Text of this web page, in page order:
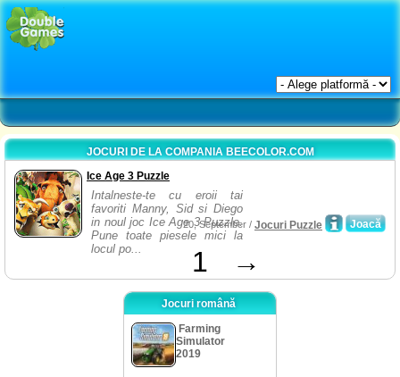
JOCURI DE LA COMPANIA BEECOLOR.COM
Ice Age 3 Puzzle
Intalneste-te cu eroii tai
favoriti Manny, Sid si Diego
in noul joc Ice Age 3 Puzzle.
Pune toate piesele mici la
locul po...
Joacă
20, September / Jocuri Puzzle
1 →
Jocuri română
Farming
Simulator
2019